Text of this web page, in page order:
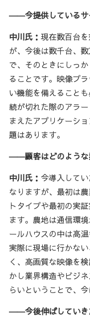
――今提供しているサ
中川氏： 現在数百台
が、今後は数千台、
で、そのときにしっ
ることです。映像プ
い機能を備えること
続が切れた際のアラ
まえたアプリケーシ
題はあります。
――顧客はどのような
中川氏： 今導入して
なりますが、最初は
トタイプや最初の実
ます。農地は通信環
ールハウスの中は高
実際に現場に行かな
く、高画質な映像を
かし業界構造やビジ
らいということで、
――今後伸ばしていき